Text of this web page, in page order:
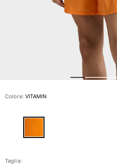
Camicie
Pullover e Cardigan
Colore: VITAMIN
Taglia: